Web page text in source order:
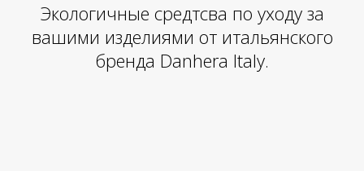
Экологичные средтсва по уходу за
вашими изделиями от итальянского
бренда Danhera Italy.